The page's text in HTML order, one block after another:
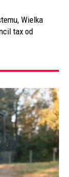
Wielka
tax od